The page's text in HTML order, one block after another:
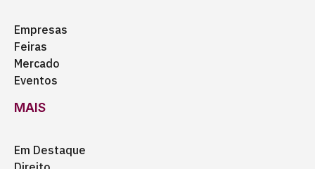
Empresas
Feiras
Mercado
Eventos
MAIS
Em Destaque